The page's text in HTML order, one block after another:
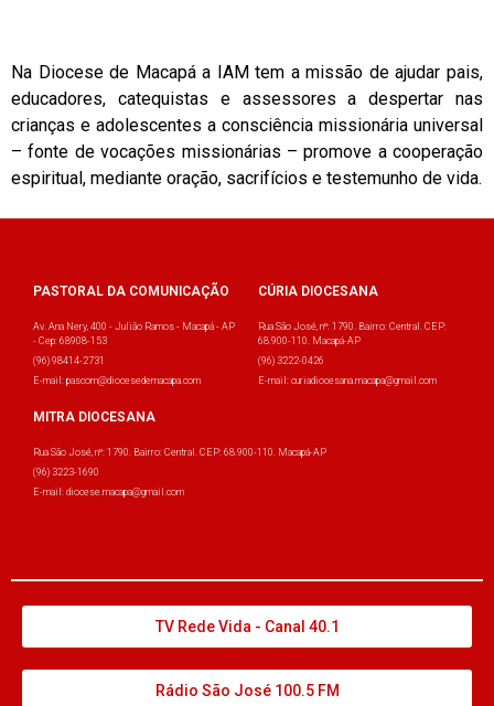
Na Diocese de Macapá a IAM tem a missão de ajudar pais,
educadores, catequistas e assessores a despertar nas
crianças e adolescentes a consciência missionária universal
– fonte de vocações missionárias – promove a cooperação
espiritual, mediante oração, sacrifícios e testemunho de vida.
PASTORAL DA COMUNICAÇÃO
Av. Ana Nery, 400 - Julião Ramos - Macapá - AP
- Cep: 68908-153
(96) 98414-2731
E-mail: pascom@diocesedemacapa.com
CÚRIA DIOCESANA
Rua São José, nº: 1790. Bairro: Central. CEP:
68.900-110. Macapá-AP
(96) 3222-0426
E-mail: curiadiocesana.macapa@gmail.com
MITRA DIOCESANA
Rua São José, nº: 1790. Bairro: Central. CEP: 68.900-110. Macapá-AP
(96) 3223-1690
E-mail: diocese.macapa@gmail.com
TV Rede Vida - Canal 40.1
Rádio São José 100.5 FM